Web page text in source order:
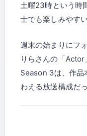
土曜23時という時
士でも楽しみやす
週末の始まりにフ
りらさんの「Actor
Season 3は、作品
わえる放送構成だ